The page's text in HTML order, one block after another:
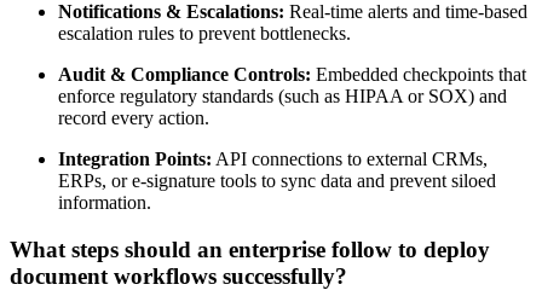
Notifications & Escalations: Real-time alerts and time-based
escalation rules to prevent bottlenecks.
Audit & Compliance Controls: Embedded checkpoints that
enforce regulatory standards (such as HIPAA or SOX) and
record every action.
Integration Points: API connections to external CRMs,
ERPs, or e-signature tools to sync data and prevent siloed
information.
What steps should an enterprise follow to deploy
document workflows successfully?